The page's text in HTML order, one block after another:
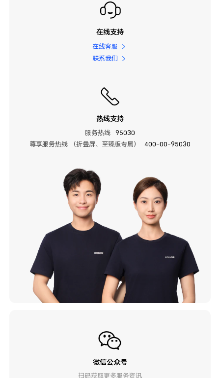
在线支持
在线客服
联系我们
热线支持
服务热线
95030
尊享服务热线 （折叠屏、至臻版专属）
400-00-95030
微信公众号
扫码获取更多服务资讯